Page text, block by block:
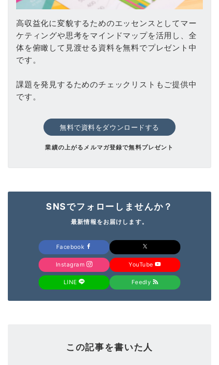
高収益化に変貌するためのエッセンスとしてマー
ケティングや思考をマインドマップを活用し、全
体を俯瞰して見渡せる資料を無料でプレゼント中
です。
課題を発見するためのチェックリストもご提供中
です。
無料で資料をダウンロードする
業績の上がるメルマガ登録で無料プレゼント
SNSでフォローしませんか？
最新情報をお届けします。
Facebook
Instagram YouTube
LINE Feedly
この記事を書いた人